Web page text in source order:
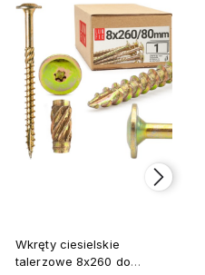
Wkręty ciesielskie
talerzowe 8x260 do